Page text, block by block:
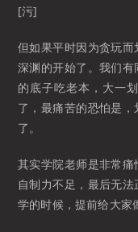
[污]
但如果平时因为贪玩
深渊的开始了。我们
的底子吃老本，大一
了，最痛苦的恐怕是
了。
其实学院老师是非常
自制力不足，最后无
学的时候，提前给大家